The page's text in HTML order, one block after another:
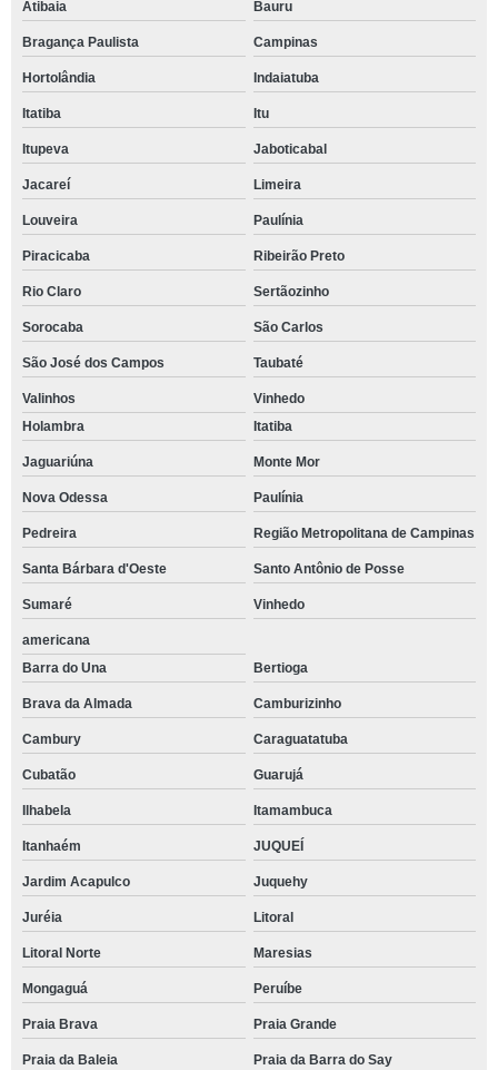
Atibaia Bauru
Bragança Paulista Campinas
Hortolândia Indaiatuba
Itatiba Itu
Itupeva Jaboticabal
Jacareí Limeira
Louveira Paulínia
Piracicaba Ribeirão Preto
Rio Claro Sertãozinho
Sorocaba São Carlos
São José dos Campos Taubaté
Valinhos
Vinhedo
Holambra
Itatiba
Jaguariúna Monte Mor
Nova Odessa Paulínia
Pedreira Região Metropolitana de Campinas
Santa Bárbara d'Oeste Santo Antônio de Posse
Sumaré Vinhedo
americana
Barra do Una
Bertioga
Brava da Almada Camburizinho
Cambury Caraguatatuba
Cubatão Guarujá
Ilhabela Itamambuca
Itanhaém JUQUEÍ
Jardim Acapulco Juquehy
Juréia Litoral
Litoral Norte Maresias
Mongaguá Peruíbe
Praia Brava Praia Grande
Praia da Baleia Praia da Barra do Say